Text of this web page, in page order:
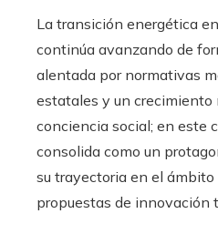
La transición energética
continúa avanzando de
alentada por normativas
estatales y un
conciencia social; en este
consolida como un
su trayectoria en el
propuestas de innovación